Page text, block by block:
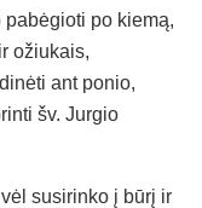
po kiemą,
ožiukais,
ant ponio,
šv. Jurgio
susirinko į būrį ir